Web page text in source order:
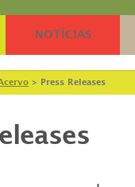
NOTÍCIAS
> Press Releases